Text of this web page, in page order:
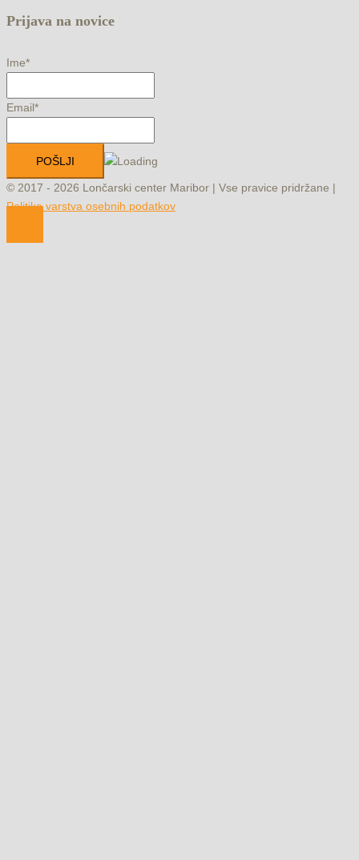
Prijava na novice
Ime*
Email*
© 2017 - 2026 Lončarski center Maribor | Vse pravice pridržane |
Politika varstva osebnih podatkov